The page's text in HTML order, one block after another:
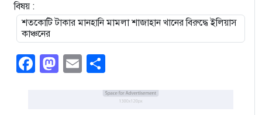
বিষয় :
শতকোটি টাকার মানহানি মামলা শাজাহান খানের বিরুদ্ধে ইলিয়াস
কাঞ্চনের
Facebook
Mastodon
Email